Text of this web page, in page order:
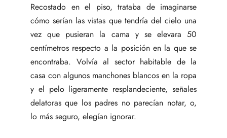
Recostado en el piso, trataba de imaginarse
cómo serían las vistas que tendría del cielo una
vez que pusieran la cama y se elevara 50
centímetros respecto a la posición en la que se
encontraba. Volvía al sector habitable de la
casa con algunos manchones blancos en la ropa
y el pelo ligeramente resplandeciente, señales
delatoras que los padres no parecían notar, o,
lo más seguro, elegían ignorar.